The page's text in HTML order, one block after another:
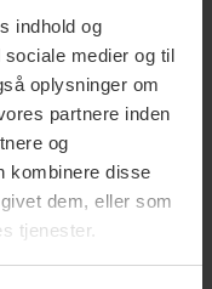
indhold og
medier og til
oplysninger om
partnere inden
og
kombinere disse
dem, eller som
tjenester.
DKK